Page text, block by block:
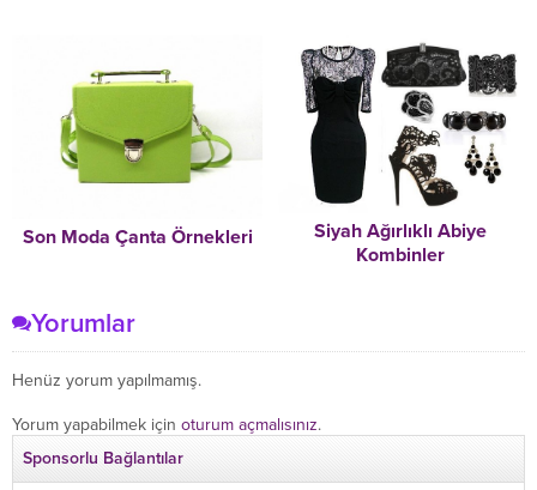
Son Moda Çanta Örnekleri
Siyah Ağırlıklı Abiye
Kombinler
Yorumlar
Henüz yorum yapılmamış.
Yorum yapabilmek için oturum açmalısınız.
Sponsorlu Bağlantılar